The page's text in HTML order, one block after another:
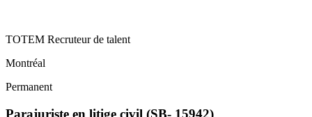
TOTEM Recruteur de talent
Montréal
Permanent
Parajuriste en litige civil (SB- 15942)